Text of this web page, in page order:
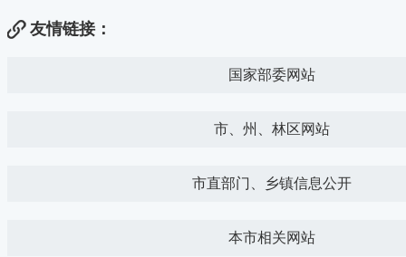
友情链接：
国家部委网站
市、州、林区网站
市直部门、乡镇信息公开
本市相关网站